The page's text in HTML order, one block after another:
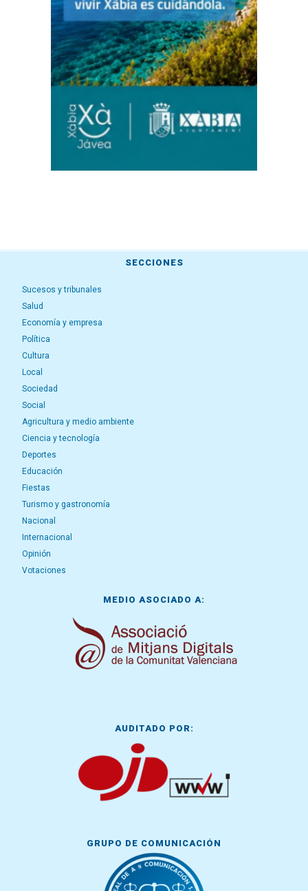
SECCIONES
Sucesos y tribunales
Salud
Economía y empresa
Política
Cultura
Local
Sociedad
Social
Agricultura y medio ambiente
Ciencia y tecnología
Deportes
Educación
Fiestas
Turismo y gastronomía
Nacional
Internacional
Opinión
Votaciones
MEDIO ASOCIADO A:
AUDITADO POR:
GRUPO DE COMUNICACIÓN